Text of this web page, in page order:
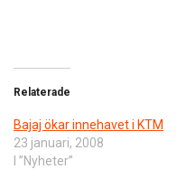
Relaterade
Bajaj ökar innehavet i KTM
23 januari, 2008
I ”Nyheter”